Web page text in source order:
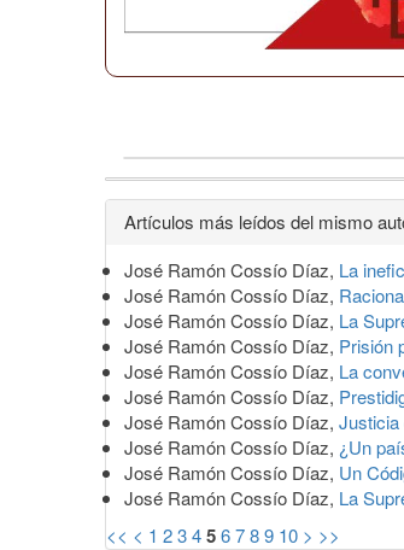
Detalles
del
artículo
Artículos más leídos del mismo
José Ramón Cossío Díaz, La
José Ramón Cossío Díaz,
José Ramón Cossío Díaz, La
José Ramón Cossío Díaz, Prisión
José Ramón Cossío Díaz, La
José Ramón Cossío Díaz,
José Ramón Cossío Díaz, Justicia
José Ramón Cossío Díaz, ¿Un
José Ramón Cossío Díaz, Un
José Ramón Cossío Díaz, La
<< < 1 23456789 10 > >>